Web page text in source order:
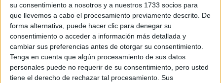
su consentimiento a nosotros y a nuestros 1733 socios para
que llevemos a cabo el procesamiento previamente descrito. De
forma alternativa, puede hacer clic para denegar su
consentimiento o acceder a información más detallada y
cambiar sus preferencias antes de otorgar su consentimiento.
Tenga en cuenta que algún procesamiento de sus datos
personales puede no requerir de su consentimiento, pero usted
tiene el derecho de rechazar tal procesamiento. Sus
Universidad Rey Juan Carlos
Grado en Publicidad y Relaciones Públicas
Universidad Rey Juan Carlos
Doble Grado en Publicidad y Relaciones Públicas +
Universidad Rey Juan Carlos
Grado en Publicidad y Relaciones Públicas